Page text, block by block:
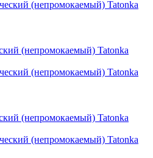
(непромокаемый) Tatonka
(непромокаемый) Tatonka